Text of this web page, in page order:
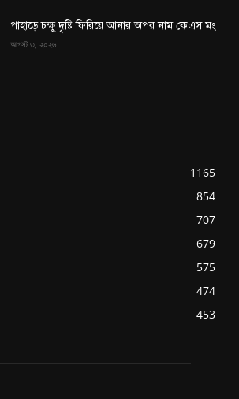
পাহাড়ে চক্ষু দৃষ্টি ফিরিয়ে আনার অপর নাম কেএস মং
আগস্ট ৩, ২০২৬
1165
854
707
679
575
474
453